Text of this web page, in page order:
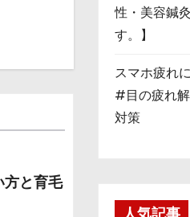
方と育毛
性・美容鍼
す。】
スマホ疲れ
#目の疲れ
対策